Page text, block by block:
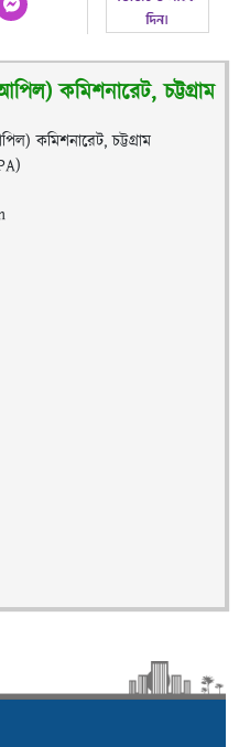
কমিশনারেট, চট্টগ্রাম
কমিশনারেট, চট্টগ্রাম